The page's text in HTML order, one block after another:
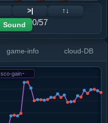
士５进４
>|
↑↓
Sound 0/57
game-info cloud-DB
sco-gain-